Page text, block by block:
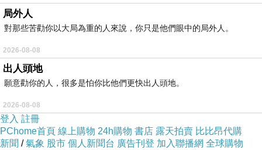
A: 都不喜歡
13.如果你可以認識一個虛構人物，你會選擇誰？
A: 辛普森
14. 你通常是如何面對別人的讚美的？為什麼？
A: 感謝
15. 你用的是注音打字還是倉頡或是其他?
A: 注音
16. 你覺得自己最棒的外型優點是什麼？
局外人
對那些苦勸你以大局為重的人來說，你只是他們眼中的局外人。
2026-08-08
出人頭地
願意勸你的人，很多是怕你比他們更快出人頭地。
2026-08-08
登入 註冊
PChome首頁 線上購物 24h購物 書店 露天拍賣 比比昂代購
新聞 /氣象 股市 個人新聞台 廣告刊登 加入聯播網 全球購物